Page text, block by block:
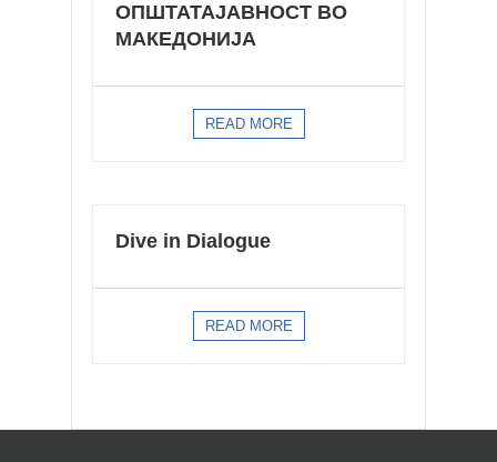
ОПШТАТАЈАВНОСТ ВО
МАКЕДОНИЈА
READ MORE
Dive in Dialogue
READ MORE